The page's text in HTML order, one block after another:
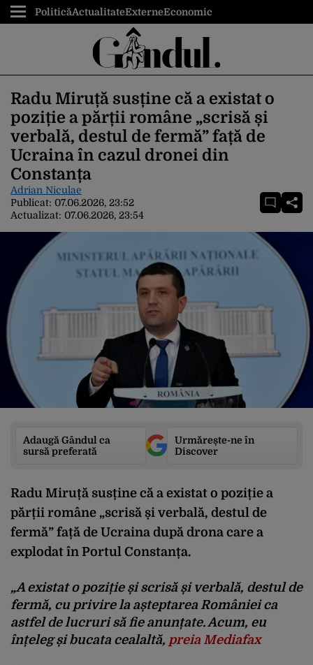
PoliticăActualitateExterneEconomic
Radu Miruță susține că a existat o
poziție a părții române „scrisă și
verbală, destul de fermă” față de
Ucraina în cazul dronei din
Constanța
Adrian Niculae
Publicat: 07.06.2026, 23:52
Actualizat: 07.06.2026, 23:54
Adaugă Gândul ca
sursă preferată
Urmărește-ne în
Discover
Radu Miruță susține că a existat o poziție a
părții române „scrisă și verbală, destul de
fermă” față de Ucraina după drona care a
explodat în Portul Constanța.
„A existat o poziție și scrisă și verbală, destul de
fermă, cu privire la așteptarea României ca
astfel de lucruri să fie anunțate. Acum, eu
înțeleg și bucata cealaltă, preia Mediafax